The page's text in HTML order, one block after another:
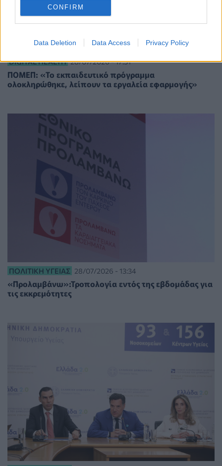
CONFIRM
Data Deletion Data Access Privacy Policy
DIGITAL HEALTH 28/07/2026 - 17:51
ΠΟΜΕΠ: «Το εκπαιδευτικό πρόγραμμα
ολοκληρώθηκε, λείπουν τα εργαλεία εφαρμογής»
ΠΟΛΙΤΙΚΉ ΥΓΕΊΑΣ 28/07/2026 - 13:34
«Προλαμβάνω»:Τροπολογία εντός της εβδομάδας για
τις εκκρεμότητες